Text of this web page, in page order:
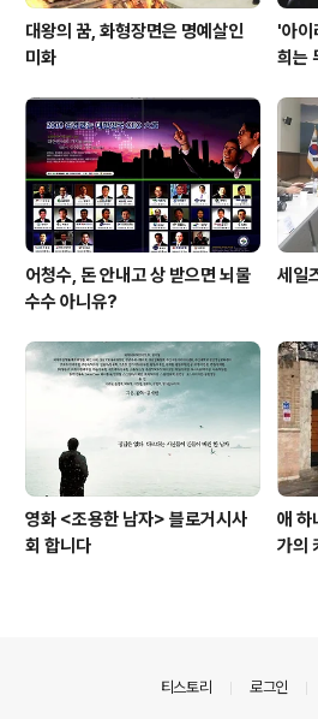
대왕의 꿈, 화형장면은 명예살인
미화
'아이
희는
어청수, 돈 안내고 상 받으면 뇌물
수수 아니유?
세일
영화 <조용한 남자> 블로거시사
회 합니다
애 하
가의
티스토리 로그인